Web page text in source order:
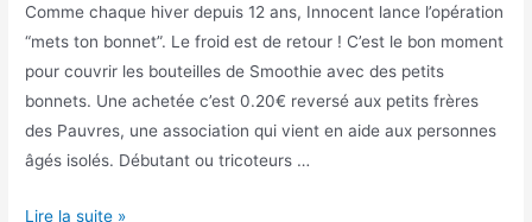
Comme chaque hiver depuis 12 ans, Innocent lance l’opération
“mets ton bonnet”. Le froid est de retour ! C’est le bon moment
pour couvrir les bouteilles de Smoothie avec des petits
bonnets. Une achetée c’est 0.20€ reversé aux petits frères
des Pauvres, une association qui vient en aide aux personnes
âgés isolés. Débutant ou tricoteurs …
Lire la suite »